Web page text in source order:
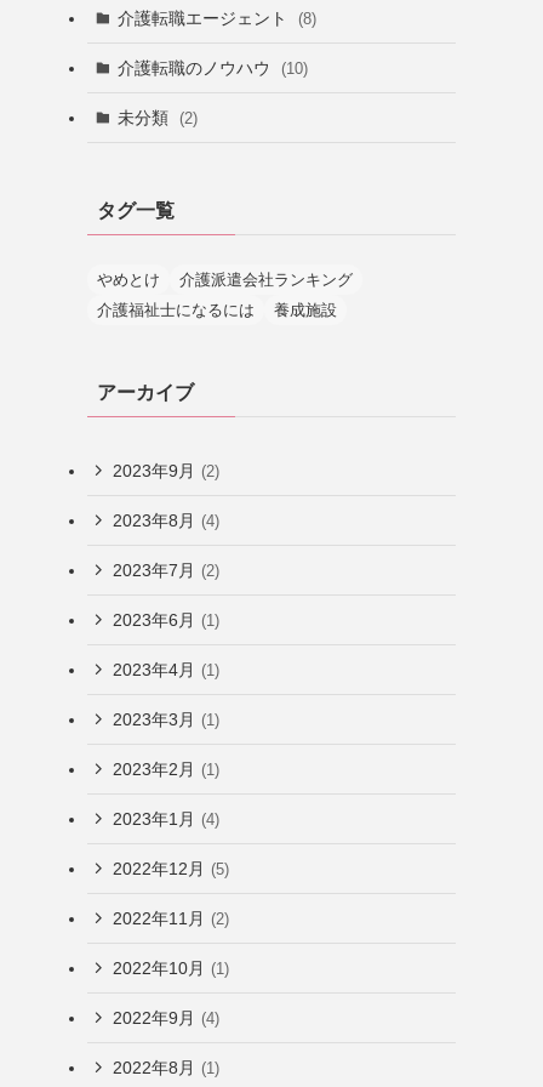
介護転職エージェント (8)
介護転職のノウハウ (10)
未分類 (2)
タグ一覧
やめとけ
介護派遣会社ランキング
介護福祉士になるには
養成施設
アーカイブ
2023年9月 (2)
2023年8月 (4)
2023年7月 (2)
2023年6月 (1)
2023年4月 (1)
2023年3月 (1)
2023年2月 (1)
2023年1月 (4)
2022年12月 (5)
2022年11月 (2)
2022年10月 (1)
2022年9月 (4)
2022年8月 (1)